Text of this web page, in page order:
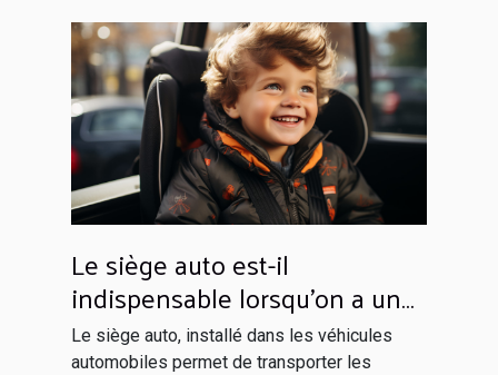
Le siège auto est-il
indispensable lorsqu’on a un
enfant à bord ?
Le siège auto, installé dans les véhicules
automobiles permet de transporter les